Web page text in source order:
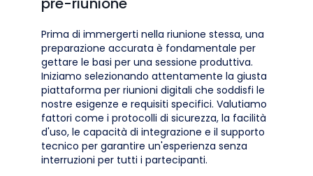
Prima di immergerti nella riunione stessa, una
preparazione accurata è fondamentale per
gettare le basi per una sessione produttiva.
Iniziamo selezionando attentamente la giusta
piattaforma per riunioni digitali che soddisfi le
nostre esigenze e requisiti specifici. Valutiamo
fattori come i protocolli di sicurezza, la facilità
d'uso, le capacità di integrazione e il supporto
tecnico per garantire un'esperienza senza
interruzioni per tutti i partecipanti.